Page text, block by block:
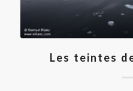
Les teintes